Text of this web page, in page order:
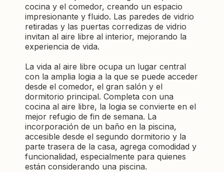
cocina y el comedor, creando un espacio
impresionante y fluido. Las paredes de vidrio
retiradas y las puertas corredizas de vidrio
invitan al aire libre al interior, mejorando la
experiencia de vida.
La vida al aire libre ocupa un lugar central
con la amplia logia a la que se puede acceder
desde el comedor, el gran salón y el
dormitorio principal. Completa con una
cocina al aire libre, la logia se convierte en el
mejor refugio de fin de semana. La
incorporación de un baño en la piscina,
accesible desde el segundo dormitorio y la
parte trasera de la casa, agrega comodidad y
funcionalidad, especialmente para quienes
están considerando una piscina.